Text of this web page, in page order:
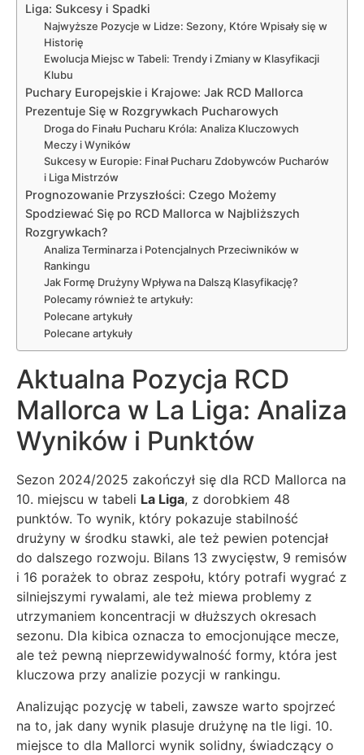
Liga: Sukcesy i Spadki
Najwyższe Pozycje w Lidze: Sezony, Które Wpisały się w
Historię
Ewolucja Miejsc w Tabeli: Trendy i Zmiany w Klasyfikacji
Klubu
Puchary Europejskie i Krajowe: Jak RCD Mallorca
Prezentuje Się w Rozgrywkach Pucharowych
Droga do Finału Pucharu Króla: Analiza Kluczowych
Meczy i Wyników
Sukcesy w Europie: Finał Pucharu Zdobywców Pucharów
i Liga Mistrzów
Prognozowanie Przyszłości: Czego Możemy
Spodziewać Się po RCD Mallorca w Najbliższych
Rozgrywkach?
Analiza Terminarza i Potencjalnych Przeciwników w
Rankingu
Jak Formę Drużyny Wpływa na Dalszą Klasyfikację?
Polecamy również te artykuły:
Polecane artykuły
Polecane artykuły
Aktualna Pozycja RCD
Mallorca w La Liga: Analiza
Wyników i Punktów
Sezon 2024/2025 zakończył się dla RCD Mallorca na
10. miejscu w tabeli La Liga, z dorobkiem 48
punktów. To wynik, który pokazuje stabilność
drużyny w środku stawki, ale też pewien potencjał
do dalszego rozwoju. Bilans 13 zwycięstw, 9 remisów
i 16 porażek to obraz zespołu, który potrafi wygrać z
silniejszymi rywalami, ale też miewa problemy z
utrzymaniem koncentracji w dłuższych okresach
sezonu. Dla kibica oznacza to emocjonujące mecze,
ale też pewną nieprzewidywalność formy, która jest
kluczowa przy analizie pozycji w rankingu.
Analizując pozycję w tabeli, zawsze warto spojrzeć
na to, jak dany wynik plasuje drużynę na tle ligi. 10.
miejsce to dla Mallorci wynik solidny, świadczący o